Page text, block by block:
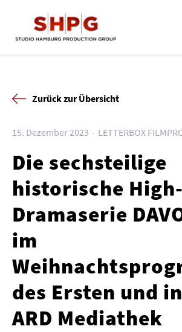
Zurück zur Übersicht
15. Dezember 2023 LETTERBOX
Die sechsteilige
historische
Dramaserie
im
des Ersten und
ARD Mediathek